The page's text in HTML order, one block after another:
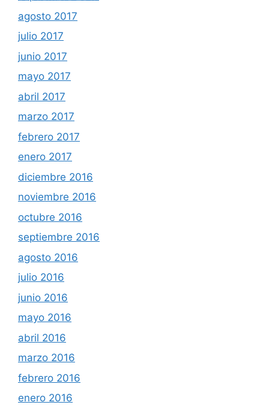
agosto 2017
julio 2017
junio 2017
mayo 2017
abril 2017
marzo 2017
febrero 2017
enero 2017
diciembre 2016
noviembre 2016
octubre 2016
septiembre 2016
agosto 2016
julio 2016
junio 2016
mayo 2016
abril 2016
marzo 2016
febrero 2016
enero 2016